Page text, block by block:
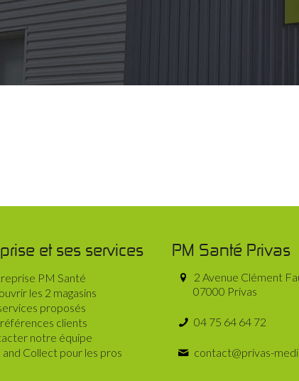
et ses services
PM Santé
les 2 magasins
proposés
clients
notre équipe
and Collect pour les pros
PM Santé Privas
2 Avenue Clément
07000 Privas
04 75 64 64 72
contact@privas-